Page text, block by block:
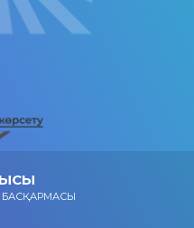
БАСҚАРМАСЫ